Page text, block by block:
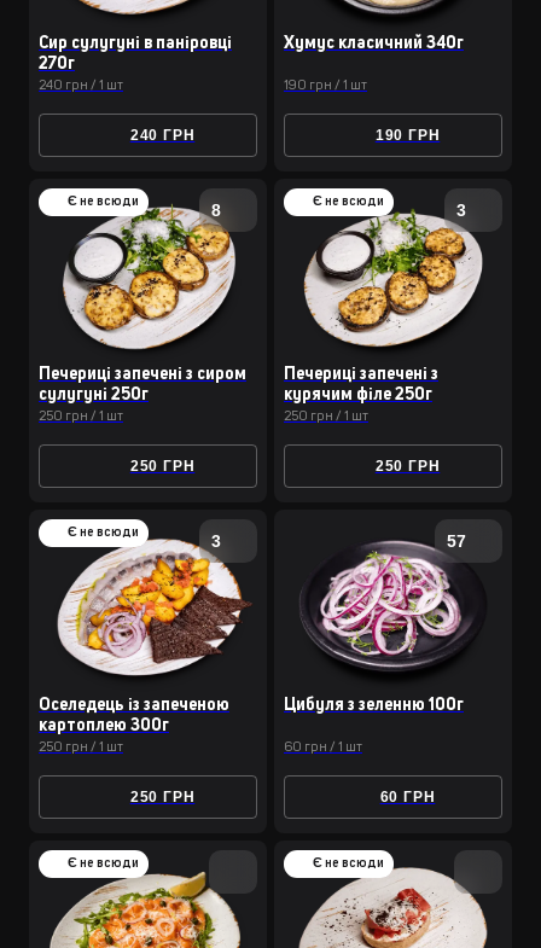
Сир сулугуні в паніровці
270г
240 грн / 1 шт
240 ГРН
Хумус класичний 340г
190 грн / 1 шт
190 ГРН
8
Печериці запечені з сиром
сулугуні 250г
250 грн / 1 шт
250 ГРН
Є не всюди 3
Печериці запечені з
курячим філе 250г
250 грн / 1 шт
250 ГРН
Є не всюди
3
Оселедець із запеченою
картоплею 300г
250 грн / 1 шт
250 ГРН
Є не всюди 57
Цибуля з зеленню 100г
60 грн / 1 шт
60 ГРН
Є не всюди Є не всюди